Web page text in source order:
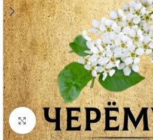
Нажмите, чтобы увеличить